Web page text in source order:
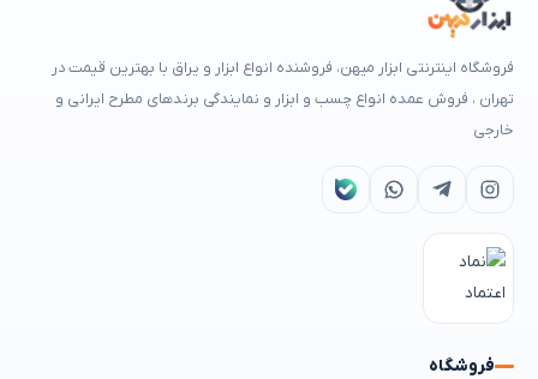
فروشگاه اینترنتی ابزار میهن، فروشنده انواع ابزار و یراق با بهترین قیمت در
تهران ، فروش عمده انواع چسب و ابزار و نمایندگی برندهای مطرح ایرانی و
خارجی
فروشگاه